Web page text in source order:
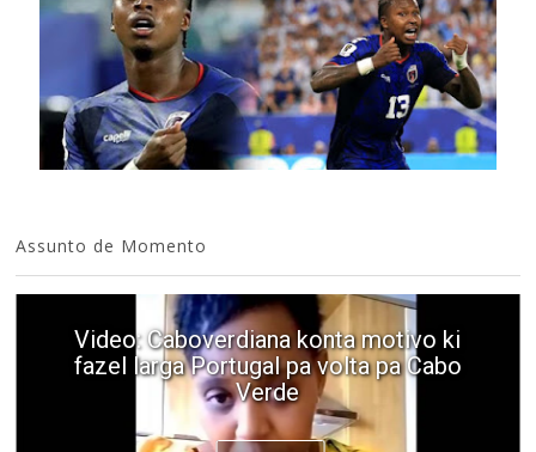
Assunto de Momento
Video: Caboverdiana konta motivo ki
fazel larga Portugal pa volta pa Cabo
Verde